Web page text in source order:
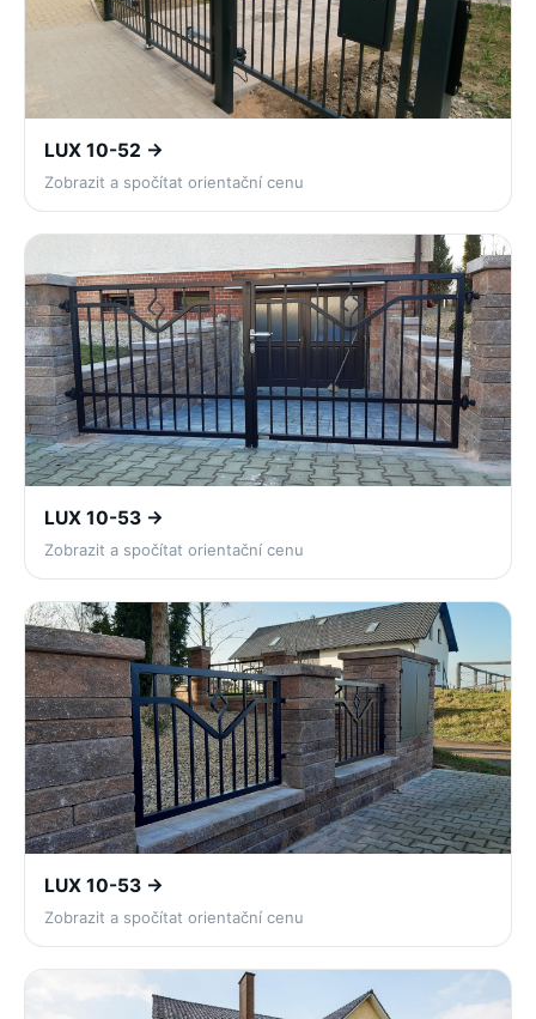
LUX 10-52 →
Zobrazit a spočítat orientační cenu
LUX 10-53 →
Zobrazit a spočítat orientační cenu
LUX 10-53 →
Zobrazit a spočítat orientační cenu